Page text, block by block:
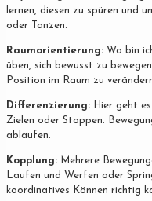
lernen, diesen zu spüren und
oder Tanzen.
Raumorientierung: Wo bin
üben, sich bewusst zu
Position im Raum zu
Differenzierung: Hier geht
Zielen oder Stoppen.
ablaufen.
Kopplung: Mehrere
Laufen und Werfen oder
koordinatives Können richtig